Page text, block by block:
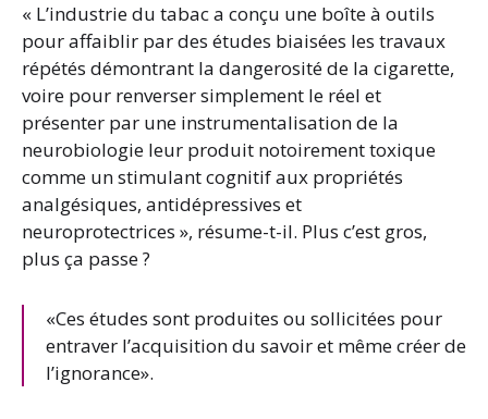
« L’industrie du tabac a conçu une boîte à outils
pour affaiblir par des études biaisées les travaux
répétés démontrant la dangerosité de la cigarette,
voire pour renverser simplement le réel et
présenter par une instrumentalisation de la
neurobiologie leur produit notoirement toxique
comme un stimulant cognitif aux propriétés
analgésiques, antidépressives et
neuroprotectrices », résume-t-il. Plus c’est gros,
plus ça passe ?
«Ces études sont produites ou sollicitées pour
entraver l’acquisition du savoir et même créer de
l’ignorance».